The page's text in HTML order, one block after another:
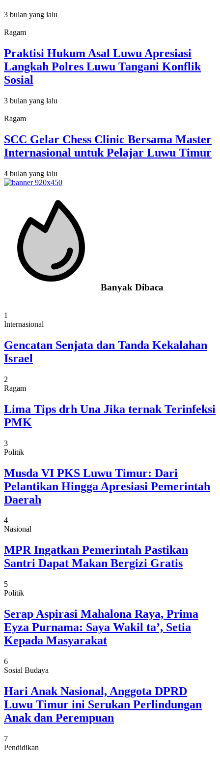
3 bulan yang lalu
Ragam
Praktisi Hukum Asal Luwu Apresiasi
Langkah Polres Luwu Tangani Konflik
Sosial
3 bulan yang lalu
Ragam
SCC Gelar Chess Clinic Bersama Master
Internasional untuk Pelajar Luwu Timur
4 bulan yang lalu
Banyak Dibaca
1
Internasional
Gencatan Senjata dan Tanda Kekalahan
Israel
2
Ragam
Lima Tips drh Una Jika ternak Terinfeksi
PMK
3
Politik
Musda VI PKS Luwu Timur: Dari
Pelantikan Hingga Apresiasi Pemerintah
Daerah
4
Nasional
MPR Ingatkan Pemerintah Pastikan
Santri Dapat Makan Bergizi Gratis
5
Politik
Serap Aspirasi Mahalona Raya, Prima
Eyza Purnama: Saya Wakil ta’, Setia
Kepada Masyarakat
6
Sosial Budaya
Hari Anak Nasional, Anggota DPRD
Luwu Timur ini Serukan Perlindungan
Anak dan Perempuan
7
Pendidikan